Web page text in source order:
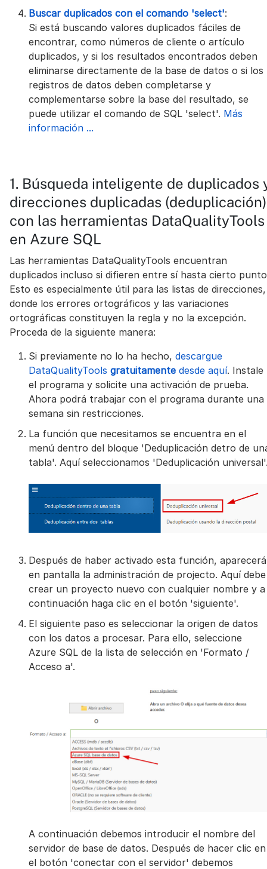
Buscar duplicados con el comando 'select':
Si está buscando valores duplicados fáciles de
encontrar, como números de cliente o artículo
duplicados, y si los resultados encontrados deben
eliminarse directamente de la base de datos o si los
registros de datos deben completarse y
complementarse sobre la base del resultado, se
puede utilizar el comando de SQL 'select'. Más
información ...
1. Búsqueda inteligente de duplicados
direcciones duplicadas (deduplicación)
con las herramientas DataQualityTools
en Azure SQL
Las herramientas DataQualityTools encuentran
duplicados incluso si difieren entre sí hasta cierto
Esto es especialmente útil para las listas de direcciones,
donde los errores ortográficos y las variaciones
ortográficas constituyen la regla y no la excepción.
Proceda de la siguiente manera:
Si previamente no lo ha hecho, descargue
DataQualityTools gratuitamente desde aquí. Instale
el programa y solicite una activación de prueba.
Ahora podrá trabajar con el programa durante una
semana sin restricciones.
La función que necesitamos se encuentra en el
menú dentro del bloque 'Deduplicación detro de
tabla'. Aquí seleccionamos 'Deduplicación
Después de haber activado esta función, aparecerá
en pantalla la administración de projecto. Aquí debe
crear un proyecto nuevo con cualquier nombre y a
continuación haga clic en el botón 'siguiente'.
El siguiente paso es seleccionar la origen de datos
con los datos a procesar. Para ello, seleccione
Azure SQL de la lista de selección en 'Formato /
Acceso a'.
A continuación debemos introducir el nombre del
servidor de base de datos. Después de hacer clic en
el botón 'conectar con el servidor' debemos